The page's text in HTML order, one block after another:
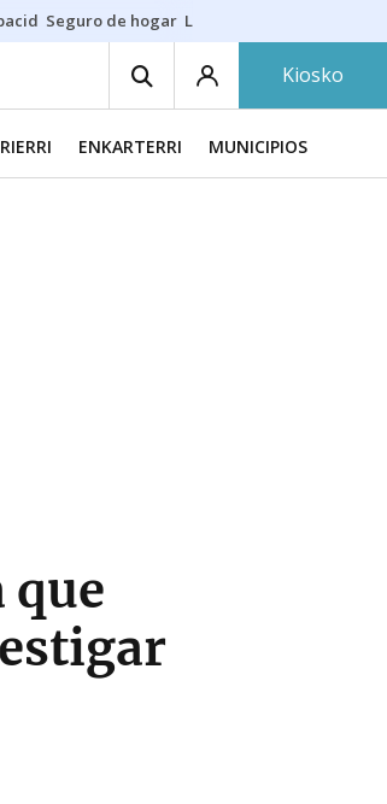
Seguro de hogar Lío Athletic-Osasuna
Kiosko
ENKARTERRI MUNICIPIOS
que